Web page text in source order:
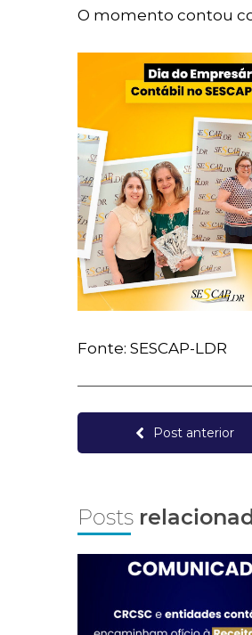
O momento contou
Fonte: SESCAP-LDR
Post anterior
Posts